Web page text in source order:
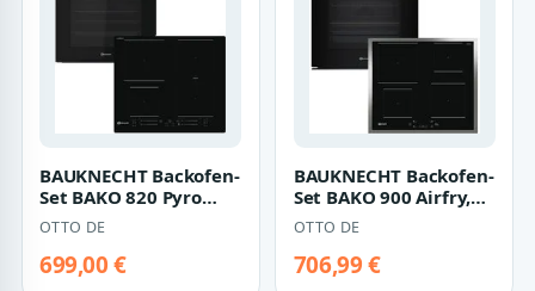
BAUKNECHT Backofen-
Set BAKO 820 Pyro
Steam, mit 1-fach-
Teleskopauszug,…
OTTO DE
699,00 €
BAUKNECHT Backofen-
Set BAKO 900 Airfry,
mit Teilauszug, AirFry-
Funktio…
OTTO DE
706,99 €